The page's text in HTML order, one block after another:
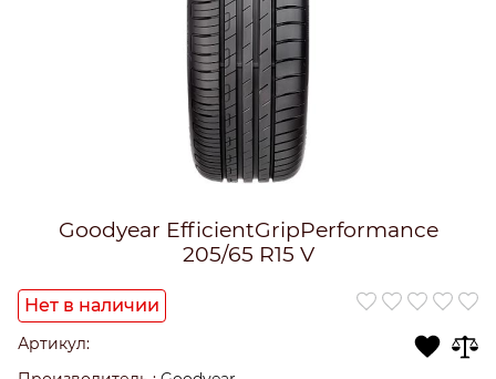
Goodyear EfficientGripPerformance
205/65 R15 V
Нет в наличии
Артикул: